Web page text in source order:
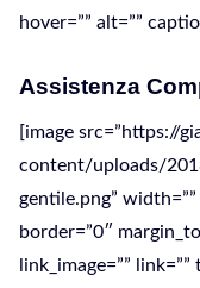
hover=”” alt=””
Assistenza
[image src=”https://
content/uploads/
gentile.png”
border=”0″
link_image=””